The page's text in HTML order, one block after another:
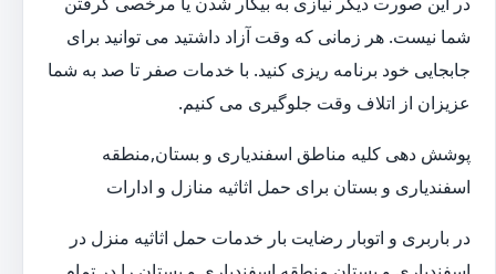
شما نیست. هر زمانی که وقت آزاد داشتید می توانید برای
جابجایی خود برنامه ریزی کنید. با خدمات صفر تا صد به شما
عزیزان از اتلاف وقت جلوگیری می کنیم.
پوشش دهی کلیه مناطق اسفندیاری و بستان,منطقه
اسفندیاری و بستان برای حمل اثاثیه منازل و ادارات
در باربری و اتوبار رضایت بار خدمات حمل اثاثیه منزل در